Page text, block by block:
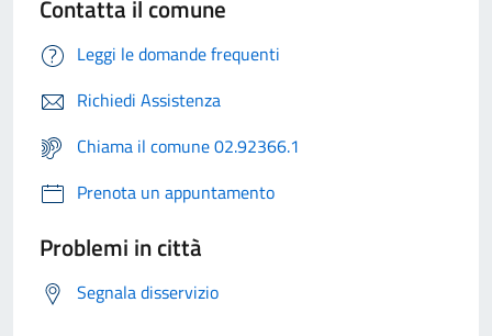
Contatta il comune
Leggi le domande frequenti
Richiedi Assistenza
Chiama il comune 02.92366.1
Prenota un appuntamento
Problemi in città
Segnala disservizio